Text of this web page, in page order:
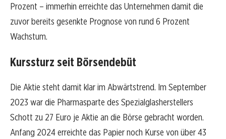
Prozent – immerhin erreichte das Unternehmen damit die
zuvor bereits gesenkte Prognose von rund 6 Prozent
Wachstum.
Kurssturz seit Börsendebüt
Die Aktie steht damit klar im Abwärtstrend. Im September
2023 war die Pharmasparte des Spezialglasherstellers
Schott zu 27 Euro je Aktie an die Börse gebracht worden.
Anfang 2024 erreichte das Papier noch Kurse von über 43